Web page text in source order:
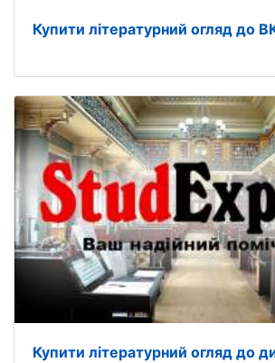
Купити літературний огляд до
Купити літературний огляд до